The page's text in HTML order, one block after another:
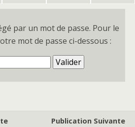
par un mot de passe. Pour le
mot de passe ci-dessous :
Publication Suivante